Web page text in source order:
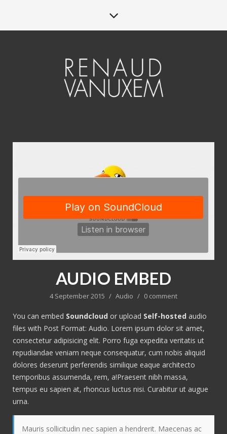
AUDIO EMBED
4 September 2015 / Audio / 0 comment
You can embed Soundcloud or upload Self-hosted audio
files with Post Format: Audio. Lorem ipsum dolor sit amet,
consectetur adipisicing elit. Porro fuga expedita veritatis ut
repudiandae veniam neque consequatur, cum nobis aliquid
dolores deserunt perferendis similique eaque architecto
temporibus assumenda, rem, a!Praesent nibh massa,
tempus eu sapien at, rhoncus luctus nisi. Curabitur ut augue
urna.
Mauris sollicitudin nec sapien a hendrerit. Maecenas ac